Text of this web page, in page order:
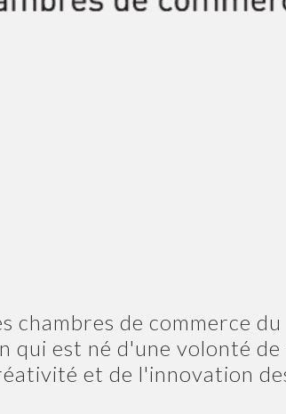
chambres de commerce
qui est né d'une volonté
et de l'innovation